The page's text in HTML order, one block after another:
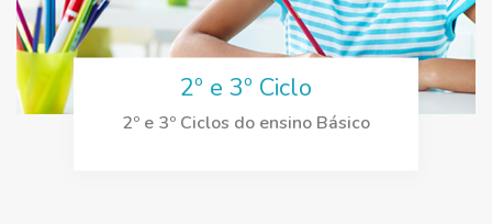
2º e 3º Ciclo
2º e 3º Ciclos do ensino Básico